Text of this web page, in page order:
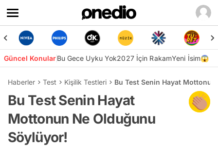
Güncel KonularBu Gece Uyku Yok2027 İçin RakamYeni İsim😱
Haberler Test Kişilik Testleri Bu Test Senin Hayat
Bu Test Senin Hayat
Mottonun Ne Olduğunu
Söylüyor!